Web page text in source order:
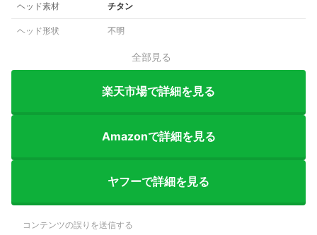
ヘッド素材 チタン
ヘッド形状 不明
全部見る
楽天市場で詳細を見る
Amazonで詳細を見る
ヤフーで詳細を見る
コンテンツの誤りを送信する